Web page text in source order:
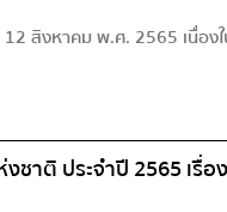
สิงหาคม พ.ศ. 2565 เนื่อง
ชาติ ประจำปี 2565 เรื่